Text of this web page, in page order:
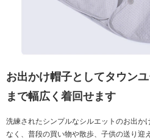
お出かけ帽子としてタウン
まで幅広く着回せます
洗練されたシンプルなシルエットのお出か
なく、普段の買い物や散歩、子供の送り迎